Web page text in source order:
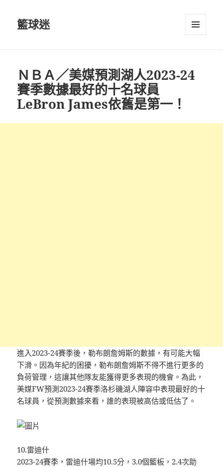
籃球迷
ＮＢＡ／美媒預測湖人2023-24
賽季數據最好的十名球員
LeBron James依舊是第一！
進入2023-24賽季後，勒布朗詹姆斯的數據，有可能大幅
下滑。因為年紀的困擾，勒布朗詹姆斯不得不進行更多的
負荷管理，這讓其他隊友能獲得更多表現的機會。為此，
美媒FW預測2023-24賽季洛杉磯湖人陣容中表現最好的十
名球員，從預測數據來看，誰的表現被高估或低估了。
10.雷迪什
2023-24賽季，雷迪什場均10.5分，3.0個籃板，2.4次助